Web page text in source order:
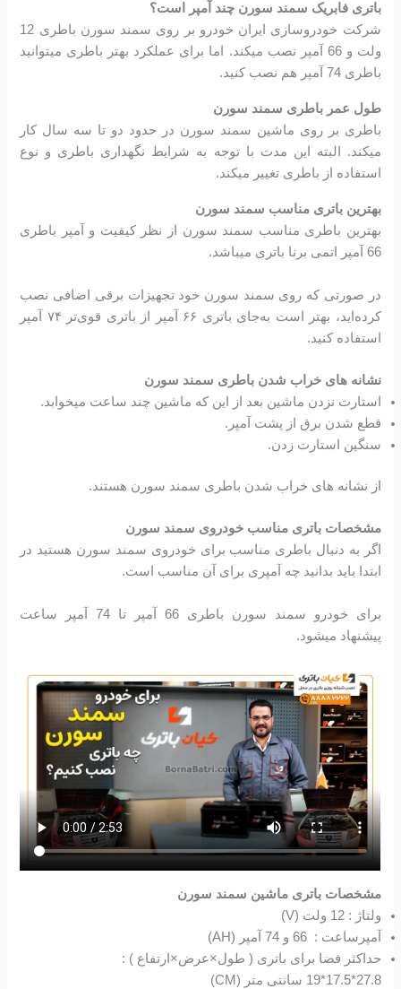
باتری فابریک سمند سورن چند آمپر است؟
شرکت خودروسازی ایران خودرو بر روی سمند سورن باطری 12
ولت و 66 آمپر نصب میکند. اما برای عملکرد بهتر باطری میتوانید
باطری 74 آمپر هم نصب کنید.
طول عمر باطری سمند سورن
باطری بر روی ماشین سمند سورن در حدود دو تا سه سال کار
میکند. البته این مدت با توجه به شرایط نگهداری باطری و نوع
استفاده از باطری تغییر میکند.
بهترین باتری مناسب سمند سورن
بهترین باطری مناسب سمند سورن از نظر کیفیت و آمپر باطری
66 آمپر اتمی برنا باتری میباشد.
در صورتی که روی سمند سورن خود تجهیزات برقی اضافی نصب
کرده‌اید، بهتر است به‌جای باتری ۶۶ آمپر از باتری قوی‌تر ۷۴ آمپر
استفاده کنید.
نشانه های خراب شدن باطری سمند سورن
استارت نزدن ماشین بعد از این که ماشین چند ساعت میخوابد.
قطع شدن برق از پشت آمپر.
سنگین استارت زدن.
از نشانه های خراب شدن باطری سمند سورن هستند.
مشخصات باتری مناسب خودروی سمند سورن
اگر به دنبال باطری مناسب برای خودروی سمند سورن هستید در
ابتدا باید بدانید چه آمپری برای آن مناسب است.
برای خودرو سمند سورن باطری 66 آمپر تا 74 آمپر ساعت
پیشنهاد میشود.
مشخصات باتری ماشین سمند سورن
ولتاژ : 12 ولت (V)
آمپرساعت : 66 و 74 آمپر (AH)
حداکثر فضا برای باتری ( طول×عرض×ارتفاع ) :
27.8*17.5*19 سانتی متر (CM)